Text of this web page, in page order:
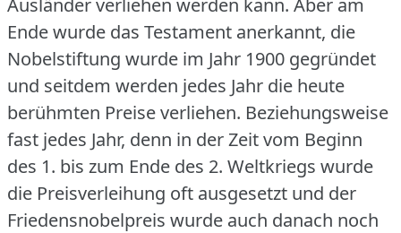
Ende wurde das Testament anerkannt, die
Nobelstiftung wurde im Jahr 1900 gegründet
und seitdem werden jedes Jahr die heute
berühmten Preise verliehen. Beziehungsweise
fast jedes Jahr, denn in der Zeit vom Beginn
des 1. bis zum Ende des 2. Weltkriegs wurde
die Preisverleihung oft ausgesetzt und der
Friedensnobelpreis wurde auch danach noch